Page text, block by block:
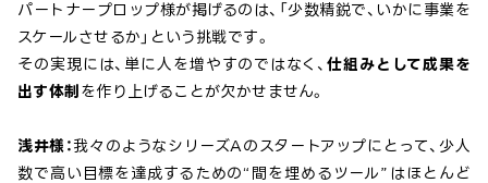
パートナープロップ様が掲げるのは、「少数精鋭で、いかに事業を
スケールさせるか」という挑戦です。
その実現には、単に人を増やすのではなく、仕組みとして成果を
出す体制 を作り上げることが欠かせません。
浅井様： 我々のようなシリーズAのスタートアップにとって、少人
数で高い目標を達成するための“間を埋めるツール”はほとんど